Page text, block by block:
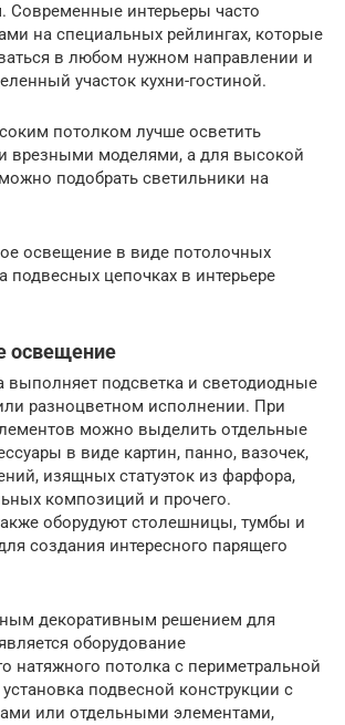
Современные интерьеры часто
на специальных рейлингах, которые
в любом нужном направлении и
участок кухни-гостиной.
потолком лучше осветить
врезными моделями, а для высокой
подобрать светильники на
освещение в виде потолочных
подвесных цепочках в интерьере
освещение
подсветка и светодиодные
разноцветном исполнении. При
можно выделить отдельные
в виде картин, панно, вазочек,
изящных статуэток из фарфора,
композиций и прочего.
оборудуют столешницы, тумбы и
создания интересного парящего
декоративным решением для
оборудование
натяжного потолка с периметральной
подвесной конструкции с
или отдельными элементами,